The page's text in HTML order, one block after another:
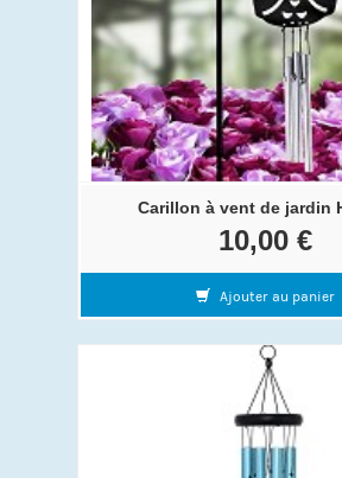
Carillon à vent de jardin
10,00 €
Ajouter au panier